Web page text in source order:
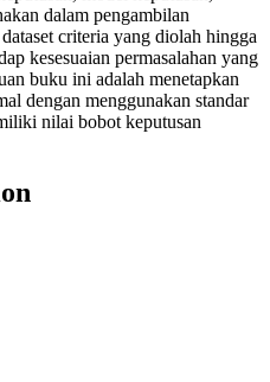
dalam pengambilan
criteria yang diolah hingga
kesesuaian permasalahan yang
buku ini adalah menetapkan
dengan menggunakan standar
nilai bobot keputusan